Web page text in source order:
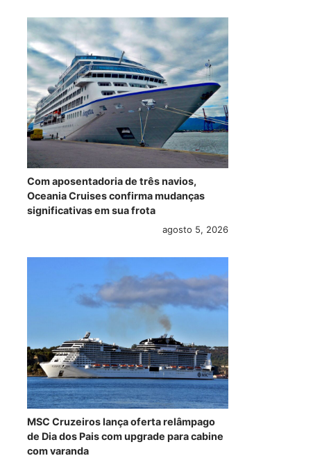
Começa a
Norwegian Bliss
4 de março:
Preziosa,
Fascinosa e
Sovereign escalam
o porto de Santos
maio 23, 2017
Com aposentadoria de três navios,
Oceania Cruises confirma mudanças
significativas em sua frota
agosto 5, 2026
MSC Cruzeiros lança oferta relâmpago
de Dia dos Pais com upgrade para cabine
com varanda